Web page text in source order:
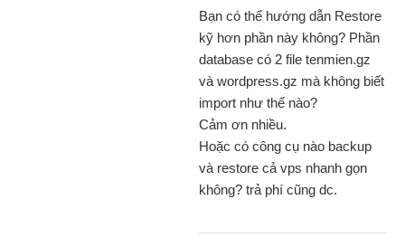
Bạn có thể hướng dẫn Restore
kỹ hơn phần này không? Phần
database có 2 file tenmien.gz
và wordpress.gz mà không biết
import như thế nào?
Cảm ơn nhiều.
Hoặc có công cụ nào backup
và restore cả vps nhanh gọn
không? trả phí cũng dc.